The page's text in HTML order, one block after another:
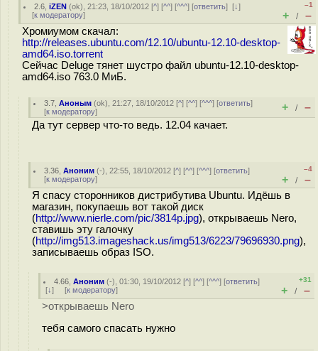
2.6 ,iZEN (ok), 21:23, 18/10/2012 [^] [^^] [^^^] [ответить][↓]
[к модератору]
–1
+ / –
Хромиумом скачал:
http://releases.ubuntu.com/12.10/ubuntu-12.10-desktop-
amd64.iso.torrent
Сейчас Deluge тянет шустро файл ubuntu-12.10-desktop-
amd64.iso 763.0 МиБ.
3.7 ,Аноным (ok), 21:27, 18/10/2012 [^] [^^] [^^^] [ответить]
[к модератору] + / –
Да тут сервер что-то ведь. 12.04 качает.
3.36 ,Аноним (-), 22:55, 18/10/2012 [^] [^^] [^^^] [ответить]
[к модератору]
–4
+ / –
Я спасу сторонников дистрибутива Ubuntu. Идёшь в
магазин, покупаешь вот такой диск
(http://www.nierle.com/pic/3814p.jpg), открываешь Nero,
ставишь эту галочку
(http://img513.imageshack.us/img513/6223/79696930.png),
записываешь образ ISO.
4.66 ,Аноним (-), 01:30, 19/10/2012 [^] [^^] [^^^] [ответить]
[↓] [к модератору]
+31
+ / –
>открываешь Nero
тебя самого спасать нужно